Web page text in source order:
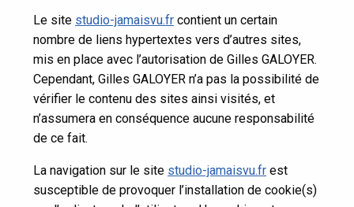
Le site studio-jamaisvu.fr contient un certain
nombre de liens hypertextes vers d’autres sites,
mis en place avec l’autorisation de Gilles GALOYER.
Cependant, Gilles GALOYER n’a pas la possibilité de
vérifier le contenu des sites ainsi visités, et
n’assumera en conséquence aucune responsabilité
de ce fait.
La navigation sur le site studio-jamaisvu.fr est
susceptible de provoquer l’installation de cookie(s)